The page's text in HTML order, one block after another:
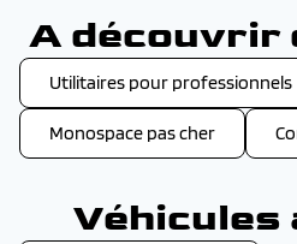
A découvrir
Utilitaires pour professionnels
Monospace pas cher
Véhicules